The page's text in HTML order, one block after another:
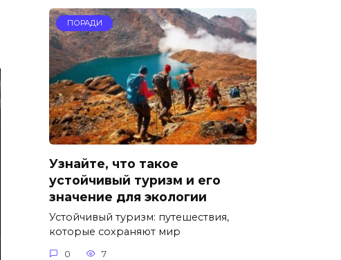
ПОРАДИ
Узнайте, что такое
устойчивый туризм и его
значение для экологии
Устойчивый туризм: путешествия,
которые сохраняют мир
0 7